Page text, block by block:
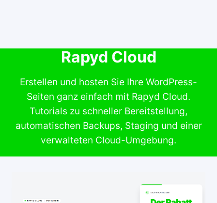
Rapyd Cloud
Erstellen und hosten Sie Ihre WordPress-
Seiten ganz einfach mit Rapyd Cloud.
Tutorials zu schneller Bereitstellung,
automatischen Backups, Staging und einer
verwalteten Cloud-Umgebung.